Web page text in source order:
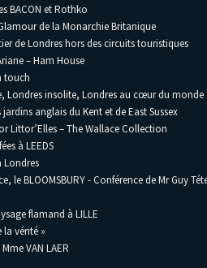
BACON et Rothko
de la Monarchie Britanique
de Londres hors des circuits touristiques
– Ham House
touch
Londres insolite, Londres au cœur du monde
anglais du Kent et de East Sussex
Littor’Elles – The Wallace Collection
à LEEDS
Londres
le BLOOMSBURY - Conférence de Mr Guy
flamand à LILLE
la vérité »
VAN LAER